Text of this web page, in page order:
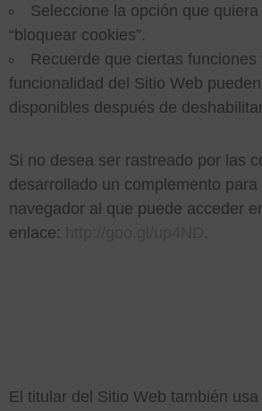
Seleccione la opción que
“bloquear cookies”.
Recuerde que ciertas funciones
funcionalidad del Sitio Web
disponibles después de
Si no desea ser rastreado por las
desarrollado un complemento
navegador al que puede acceder
enlace:
.
El titular del Sitio Web también